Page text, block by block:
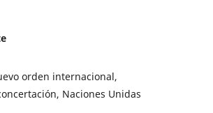
orden internacional,
Naciones Unidas